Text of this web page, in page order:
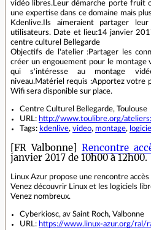
vidéo libres.Leur démarche porte fruit
une expertise dans ce domaine mais
Kdenlive.Ils aimeraient partager
utilisateurs. Date et lieu:14 janvier
centre culturel Bellegarde
Objectifs de l'atelier :Partager les
créer un engouement pour le montage
qui s'intéresse au montage
niveau.Matériel requis :Apportez votre
Wifi sera disponible sur place.
Centre Culturel Bellegarde, Toulouse
URL: http://www.toulibre.org/
Tags: kdenlive, video, montage,
[FR Valbonne] Rencontre
janvier 2017 de 10h00 à 12h00.
Linux Azur propose une rencontre
Venez découvrir Linux et les logiciels
Venez nombreux.
Cyberkiosc, av Saint Roch, Valbonne
URL: https://www.linux-azur.org/ral/